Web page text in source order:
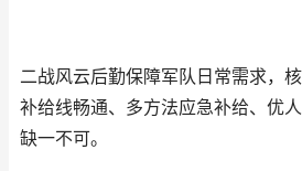
二战风云后勤保障军队日常需求，
补给线畅通、多方法应急补给、优
缺一不可。